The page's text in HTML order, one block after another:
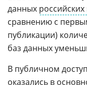
данных
сравнению с
публикации)
баз данных
В публичном
оказались в